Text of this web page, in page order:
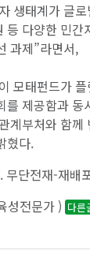
생태계가 글
등 다양한 민간
과제”라면서,
모태펀드가
를 제공함과 동
계부처와 함께
혔다.
단전재-재배
성전문가 ) 다른